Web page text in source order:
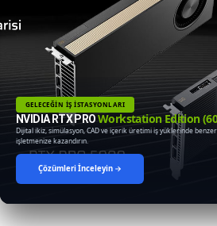
GELECEĞİN İŞ İSTASYONLARI
NVIDIA RTX PROWorkstation Edition
Dijital ikiz, simülasyon, CAD ve içerik üretimi iş yüklerinde
işletmenize kazandırın.
Çözümleri İnceleyin →